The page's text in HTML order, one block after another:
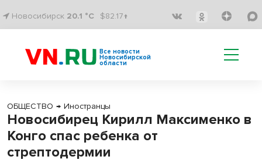
Новосибирск 20.1 °C $82.17↑
Все новости
Новосибирской
области
ОБЩЕСТВО → Иностранцы
Новосибирец Кирилл Максименко в
Конго спас ребенка от
стрептодермии